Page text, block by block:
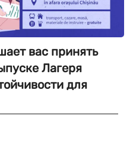
вас принять
Лагеря
для